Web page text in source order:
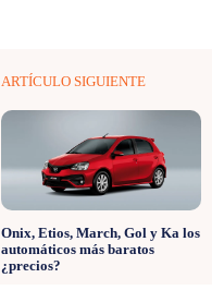
ARTÍCULO SIGUIENTE
Onix, Etios, March, Gol y Ka los
automáticos más baratos
¿precios?